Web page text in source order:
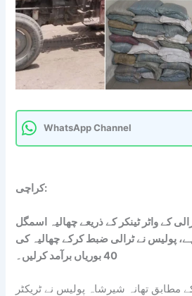
WhatsApp Channel
کراچی:
کے واٹر ٹینکر کے ذریعے چھالیہ اسمگل
پولیس نے ٹرالی ضبط کرکے چھالیہ کی
40 بوریاں برآمد کرلیں۔
مطابق تھانہ شیرشاہ پولیس نے ٹریکٹر